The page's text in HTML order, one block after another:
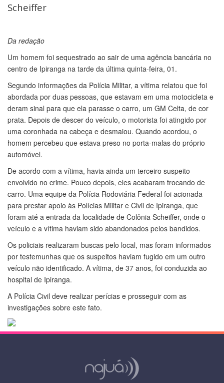
Scheiffer
Da redação
Um homem foi sequestrado ao sair de uma agência bancária no
centro de Ipiranga na tarde da última quinta-feira, 01.
Segundo informações da Polícia Militar, a vítima relatou que foi
abordada por duas pessoas, que estavam em uma motocicleta e
deram sinal para que ela parasse o carro, um GM Celta, de cor
prata. Depois de descer do veículo, o motorista foi atingido por
uma coronhada na cabeça e desmaiou. Quando acordou, o
homem percebeu que estava preso no porta-malas do próprio
automóvel.
De acordo com a vítima, havia ainda um terceiro suspeito
envolvido no crime. Pouco depois, eles acabaram trocando de
carro. Uma equipe da Polícia Rodoviária Federal foi acionada
para prestar apoio às Polícias Militar e Civil de Ipiranga, que
foram até a entrada da localidade de Colônia Scheiffer, onde o
veículo e a vítima haviam sido abandonados pelos bandidos.
Os policiais realizaram buscas pelo local, mas foram informados
por testemunhas que os suspeitos haviam fugido em um outro
veículo não identificado. A vítima, de 37 anos, foi conduzida ao
hospital de Ipiranga.
A Polícia Civil deve realizar perícias e prosseguir com as
investigações sobre este fato.